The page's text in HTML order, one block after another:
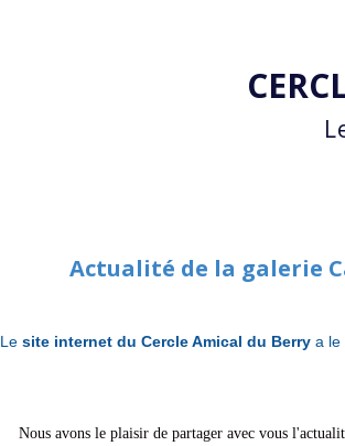
Actualité de la galerie
Le site internet du Cercle Amical du Berry a le
Nous avons le plaisir de partager avec vous